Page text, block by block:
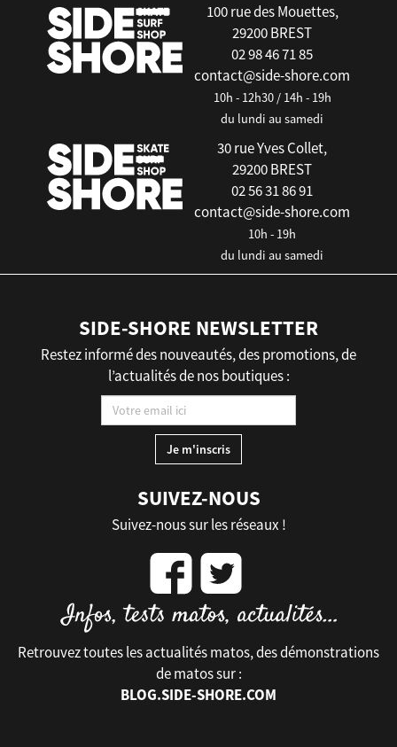
100 rue des Mouettes,
29200 BREST
02 98 46 71 85
contact@side-shore.com
10h - 12h30 / 14h - 19h
du lundi au samedi
30 rue Yves Collet,
29200 BREST
02 56 31 86 91
contact@side-shore.com
10h - 19h
du lundi au samedi
SIDE-SHORE NEWSLETTER
Restez informé des nouveautés, des promotions, de
l’actualités de nos boutiques :
SUIVEZ-NOUS
Suivez-nous sur les réseaux !
Retrouvez toutes les actualités matos, des démonstrations
de matos sur :
BLOG.SIDE-SHORE.COM